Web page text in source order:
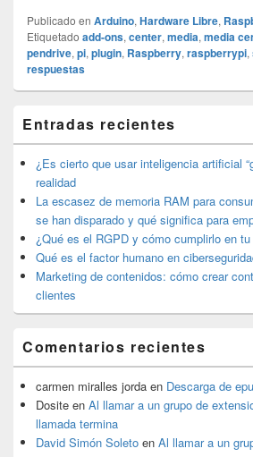
Publicado en Arduino, Hardware Libre,
Etiquetado add-ons, center, media, media
pendrive, pi, plugin, Raspberry, raspberrypi,
respuestas
área
de
widget
barra
lateral
primaria
Entradas recientes
¿Es cierto que usar inteligencia artificial
realidad
La escasez de memoria RAM para
se han disparado y qué significa para
¿Qué es el RGPD y cómo cumplirlo en
Qué es el factor humano en
Marketing de contenidos: cómo crear
clientes
Comentarios recientes
carmen miralles jorda en Descarga de
Dosite en Al llamar a un grupo de
llamada termina
David Simón Soleto en Al llamar a un